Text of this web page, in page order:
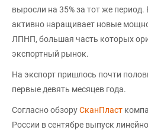
выросли на 35% за тот же
активно наращивает новые
ЛПНП, большая часть которых
экспортный рынок.
На экспорт пришлось почти
первые девять месяцев года.
Согласно обзоруСканПласт
России в сентябре выпуск